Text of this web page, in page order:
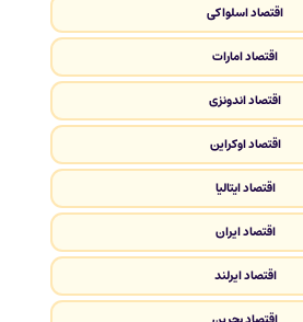
اقتصاد اسلواکی
اقتصاد امارات
اقتصاد اندونزی
اقتصاد اوکراین
اقتصاد ایتالیا
اقتصاد ایران
اقتصاد ایرلند